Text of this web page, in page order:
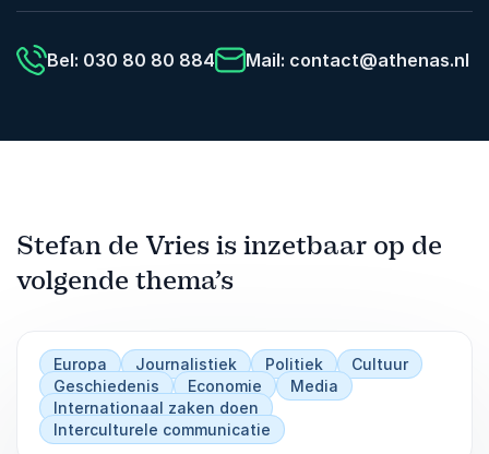
Bel: 030 80 80 884 Mail: contact@athenas.nl
Stefan de Vries is inzetbaar op de
volgende thema’s
Europa Journalistiek Politiek
Cultuur
Geschiedenis
Economie
Media
Internationaal zaken doen
Interculturele communicatie